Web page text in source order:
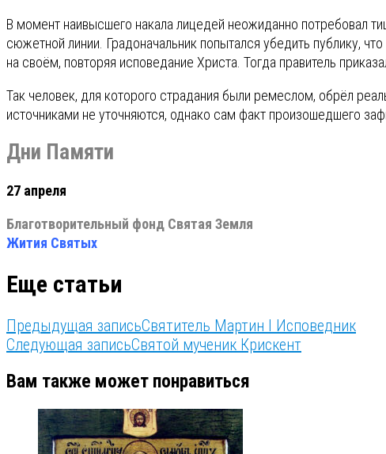
В момент наивысшего накала лицедей неожиданно потребовал
сюжетной линии. Градоначальник попытался убедить публику,
на своём, повторяя исповедание Христа. Тогда правитель
Так человек, для которого страдания были ремеслом, обрёл
источниками не уточняются, однако сам факт произошедшего
Дни Памяти
27 апреля
Благотворительный фонд Святая Земля
Жития Святых
Еще статьи
Предыдущая записьСвятитель Мартин I Исповедник
Следующая записьСвятой мученик Крискент
Вам также может понравиться